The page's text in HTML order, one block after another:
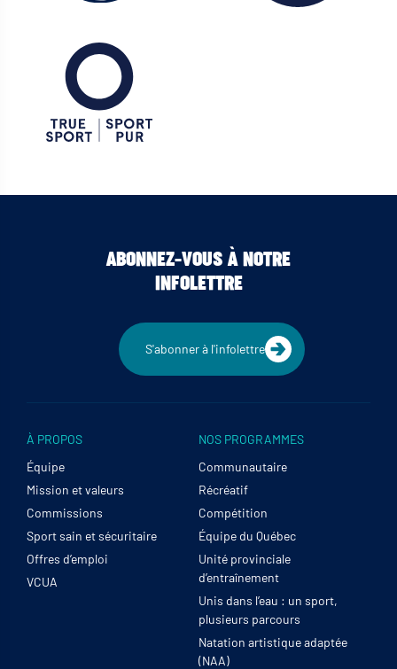
ABONNEZ-VOUS À NOTRE
INFOLETTRE
S'abonner à l'infolettre
À PROPOS
Équipe
Mission et valeurs
Commissions
Sport sain et sécuritaire
Offres d’emploi
VCUA
NOS PROGRAMMES
Communautaire
Récréatif
Compétition
Équipe du Québec
Unité provinciale
d’entraînement
Unis dans l’eau : un sport,
plusieurs parcours
Natation artistique adaptée
(NAA)